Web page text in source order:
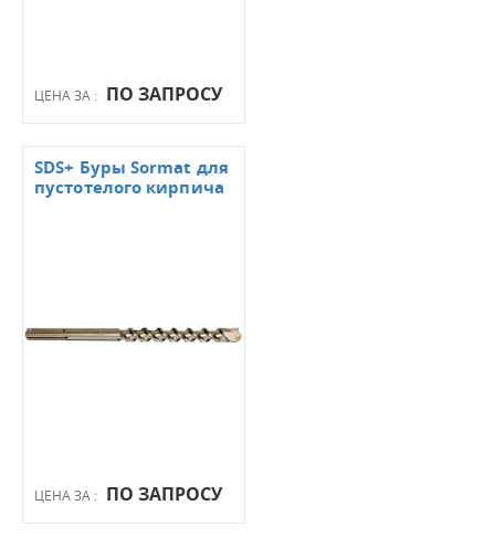
ЦЕНА ЗА : ПО ЗАПРОСУ
ЦЕНА ЗА : ПО ЗАПРОСУ
SDS+ Буры Sormat для
пустотелого кирпича